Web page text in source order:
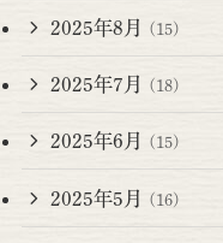
2025年8月 (15)
2025年7月 (18)
2025年6月 (15)
2025年5月 (16)